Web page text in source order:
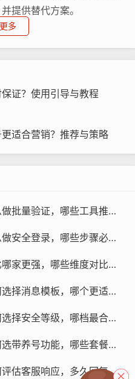
提供替代方案。
易,如果账号主人出售的信
者可能会遭受经济损失，
私泄露，甚至遭受网络攻
多
证？使用引导与教程
适合营销？推荐与策略
纸飞机账号购买推荐平台怎么做批量验证，哪些工具推荐与方法步骤清单
纸飞机账号购买推荐平台怎么做安全登录，哪些步骤必做与使用引导教程
纸飞机账号购买推荐平台对比哪家更强，哪些维度对比与推荐结论指南评测
纸飞机账号购买推荐平台如何选择消息模板，哪个更适用与多久需要更换指南
纸飞机账号购买推荐平台如何选择安全等级，哪档最合适与为何重要评测
纸飞机账号购买推荐平台如何选带养号功能，哪些套餐含哪些服务与为何值得
纸飞机账号购买推荐平台如何评估客服响应，多久回复更合适与为何重要指南